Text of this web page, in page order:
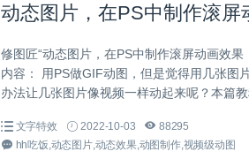
动态图片，在PS中制作滚屏
修图匠“动态图片，在PS中制作滚屏动画效
内容： 用PS做GIF动图，但是觉得用几张图
办法让几张图片像视频一样动起来呢？本篇教
文字特效 2022-10-03
88295
hh吃饭,动态图片,动态效果,动图制作,视频级动图